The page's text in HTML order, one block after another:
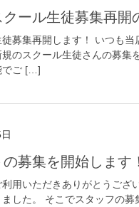
クール生徒募集再開
募集再開します！ いつも
のスクール生徒さんの募集
でご […]
募集を開始します！
用いただきありがとうござ
した。 そこでスタッフの